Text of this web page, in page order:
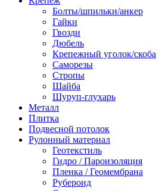
Болты/шпильки/анкер
Гайки
Гвозди
Дюбель
Крепежный уголок/скоба
Саморезы
Стропы
Шайба
Шуруп-глухарь
Металл
Плитка
Подвесной потолок
Рулонный материал
Геотекстиль
Гидро / Пароизоляция
Пленка / Геомембрана
Рубероид